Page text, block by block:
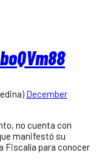
December
no cuenta con
manifestó su
Fiscalía para conocer